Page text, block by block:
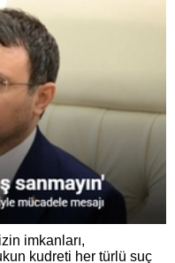
imkanları,
kudreti her türlü suç